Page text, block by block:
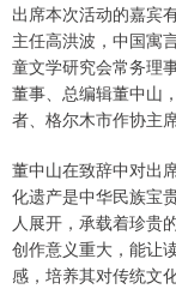
出席本次活动的嘉宾
主任高洪波，中国寓
童文学研究会常务理
董事、总编辑董中山
者、格尔木市作协主
董中山在致辞中对出
化遗产是中华民族宝
人展开，承载着珍贵
创作意义重大，能让
感，培养其对传统文